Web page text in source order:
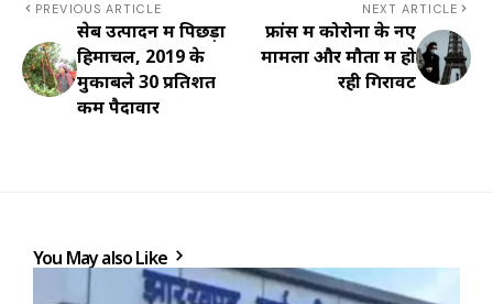
PREVIOUS ARTICLE
सेब उत्पादन में पिछड़ा
हिमाचल, 2019 के
मुकाबले 30 प्रतिशत
कम पैदावार
NEXT ARTICLE
फ्रांस में कोरोना के नए
मामलों और मौतों में हो
रही गिरावट
You May also Like